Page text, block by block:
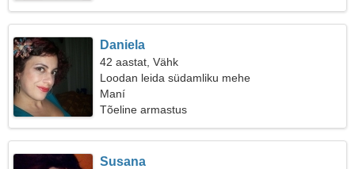
Daniela
42 aastat, Vähk
Loodan leida südamliku mehe
Maní
Tõeline armastus
Susana